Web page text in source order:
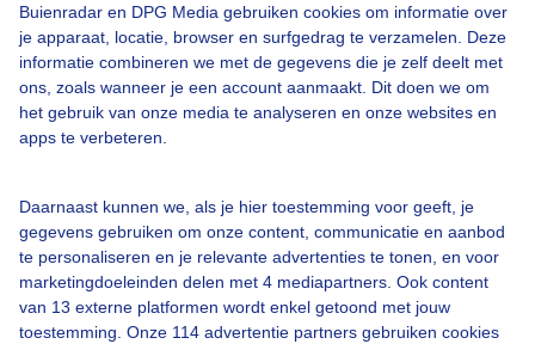
Buienradar en DPG Media gebruiken cookies om informatie over
je apparaat, locatie, browser en surfgedrag te verzamelen. Deze
informatie combineren we met de gegevens die je zelf deelt met
ons, zoals wanneer je een account aanmaakt. Dit doen we om
het gebruik van onze media te analyseren en onze websites en
apps te verbeteren.
Daarnaast kunnen we, als je hier toestemming voor geeft, je
gegevens gebruiken om onze content, communicatie en aanbod
te personaliseren en je relevante advertenties te tonen, en voor
marketingdoeleinden delen met 4 mediapartners. Ook content
van 13 externe platformen wordt enkel getoond met jouw
toestemming. Onze 114 advertentie partners gebruiken cookies
Bekijk slideshow
Een moment geduld aub...